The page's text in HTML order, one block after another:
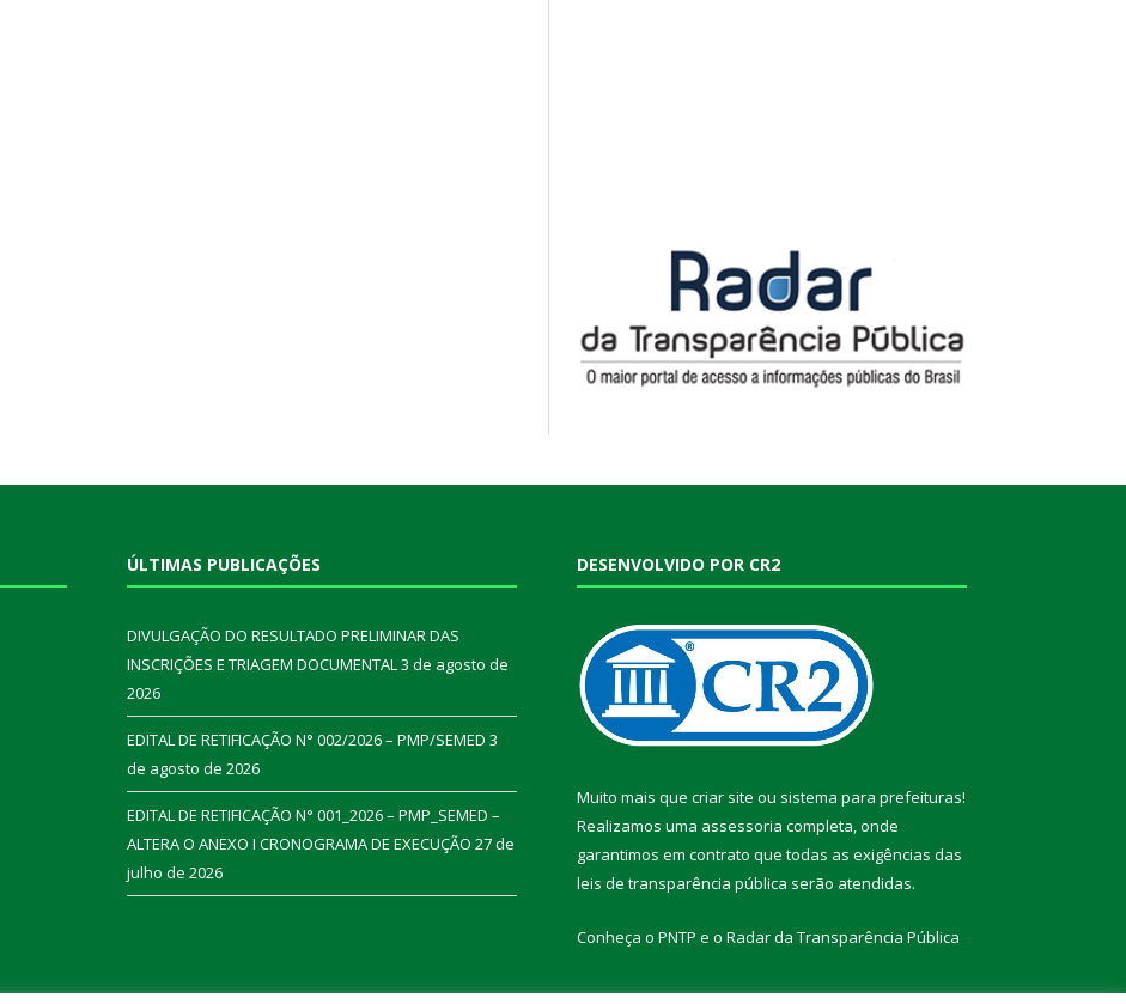
ÚLTIMAS PUBLICAÇÕES
DIVULGAÇÃO DO RESULTADO PRELIMINAR DAS
INSCRIÇÕES E TRIAGEM DOCUMENTAL3 de agosto de
2026
EDITAL DE RETIFICAÇÃO N° 002/2026 – PMP/SEMED 3
de agosto de 2026
EDITAL DE RETIFICAÇÃO N° 001_2026 – PMP_SEMED –
ALTERA O ANEXO I CRONOGRAMA DE EXECUÇÃO 27 de
julho de 2026
DESENVOLVIDO POR CR2
Muito mais que criar site ou sistema para prefeituras!
Realizamos uma assessoria completa, onde
garantimos em contrato que todas as exigências das
leis de transparência pública serão atendidas.
Conheça o PNTP e o Radar da Transparência Pública